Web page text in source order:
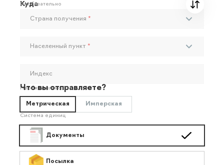
Необязательно
Куда
Страна получения *
Населенный пункт *
Индекс
Необязательно
Что вы отправляете?
Метрическая Имперская
Система единиц
Документы
Посылка